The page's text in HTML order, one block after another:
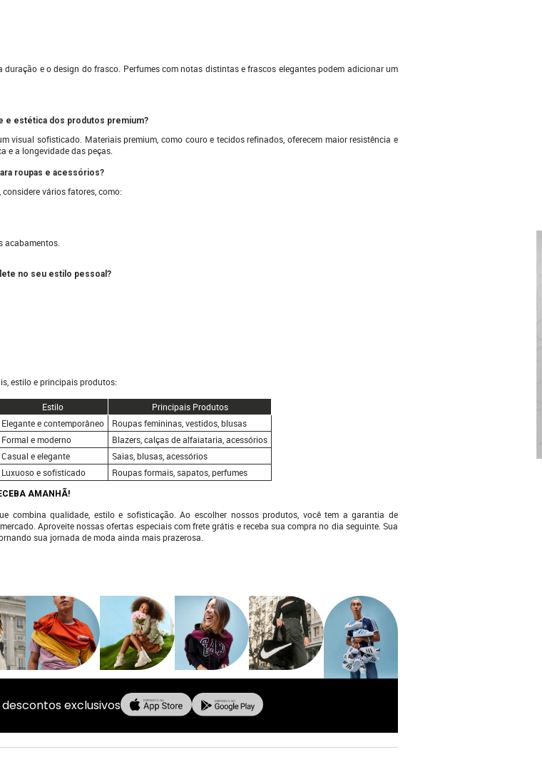
e o design do frasco. Perfumes com notas distintas e frascos elegantes podem adicionar um
e estética dos produtos premium?
visual sofisticado. Materiais premium, como couro e tecidos refinados, oferecem maior resistência e
e a longevidade das peças.
roupas e acessórios?
vários fatores, como:
acabamentos.
no seu estilo pessoal?
estilo e principais produtos:
Estilo
Principais Produtos
Elegante e contemporâneo
Roupas femininas, vestidos, blusas
Formal e moderno
Blazers, calças de alfaiataria, acessórios
Casual e elegante
Saias, blusas, acessórios
Luxuoso e sofisticado Roupas formais, sapatos, perfumes
AMANHÃ!
combina qualidade, estilo e sofisticação. Ao escolher nossos produtos, você tem a garantia de
Aproveite nossas ofertas especiais com frete grátis e receba sua compra no dia seguinte. Sua
sua jornada de moda ainda mais prazerosa.
exclusivos